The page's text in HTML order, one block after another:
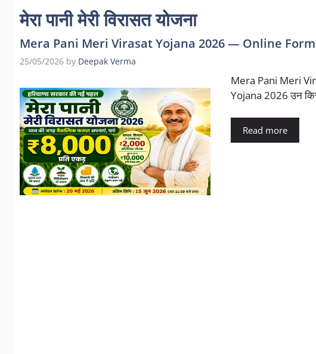
मेरा पानी मेरी विरासत योजना
Mera Pani Meri Virasat Yojana 2026 — Online
25/05/2026 by Deepak Verma
Mera Pani Meri
Yojana 2026 उन
Read more